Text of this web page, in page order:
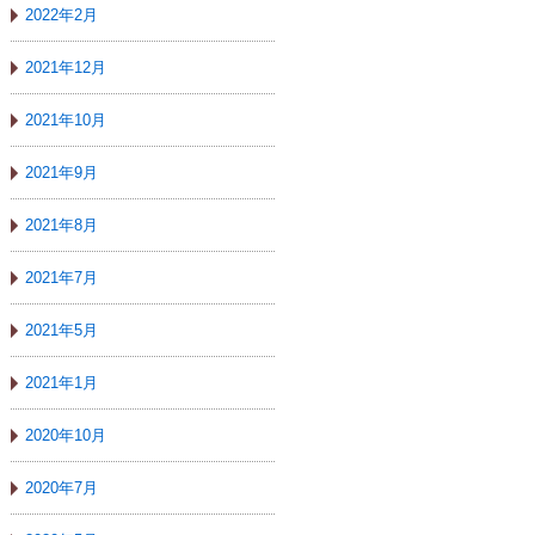
2022年2月
2021年12月
2021年10月
2021年9月
2021年8月
2021年7月
2021年5月
2021年1月
2020年10月
2020年7月